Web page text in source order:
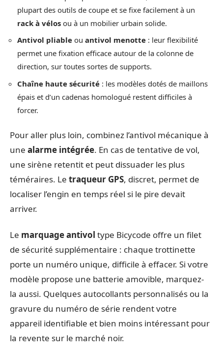
plupart des outils de coupe et se fixe facilement à un
rack à vélos ou à un mobilier urbain solide.
Antivol pliable ou antivol menotte : leur flexibilité
permet une fixation efficace autour de la colonne de
direction, sur toutes sortes de supports.
Chaîne haute sécurité : les modèles dotés de maillons
épais et d’un cadenas homologué restent difficiles à
forcer.
Pour aller plus loin, combinez l’antivol mécanique à
une alarme intégrée. En cas de tentative de vol,
une sirène retentit et peut dissuader les plus
téméraires. Le traqueur GPS, discret, permet de
localiser l’engin en temps réel si le pire devait
arriver.
Le marquage antivol type Bicycode offre un filet
de sécurité supplémentaire : chaque trottinette
porte un numéro unique, difficile à effacer. Si votre
modèle propose une batterie amovible, marquez-
la aussi. Quelques autocollants personnalisés ou la
gravure du numéro de série rendent votre
appareil identifiable et bien moins intéressant pour
la revente sur le marché noir.